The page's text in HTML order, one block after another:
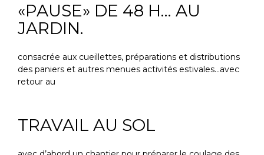
«PAUSE» DE 48 H… AU
JARDIN.
consacrée aux cueillettes, préparations et distributions
des paniers et autres menues activités estivales…avec
retour au
TRAVAIL AU SOL